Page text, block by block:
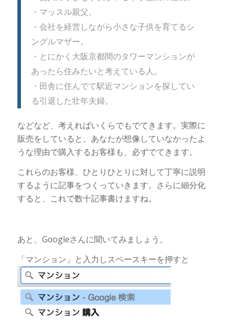
・マッスル親父。
・会社を経営しながら小さな子供を育てるシ
ングルマザー。
・とにかく大阪京都間のタワーマンションが
あったら住みたいと考えている人。
・田舎に住んでて駅近マンションを探してい
る引退した壮年夫婦。
などなど、考えればいくらでもでてきます。実際に
販売をしていると、あなたが想像していなかったよ
うな理由で購入するお客様も、必ずでてきます。
これらのお客様、ひとりひとりに対して丁寧に説明
するように記事をつくっていきます。さらに細分化
すると、これで数十記事書けますね。
あと、Googleさんに聞いてみましょう。
「マンション」と入力しスペースキーを押すと